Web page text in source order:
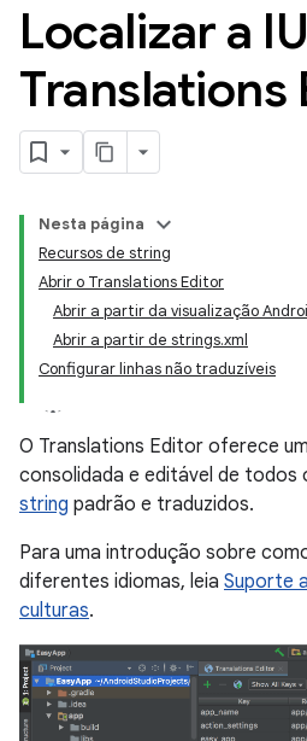
Localizar a
Translations
Nesta página
Recursos de string
Abrir o Translations Editor
Abrir a partir da visualização
Abrir a partir de strings.xml
Configurar linhas não traduzíveis
O Translations Editor oferece
consolidada e editável de todos
string padrão e traduzidos.
Para uma introdução sobre
diferentes idiomas, leia Suporte
culturas.